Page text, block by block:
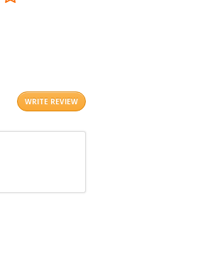
WRITE REVIEW